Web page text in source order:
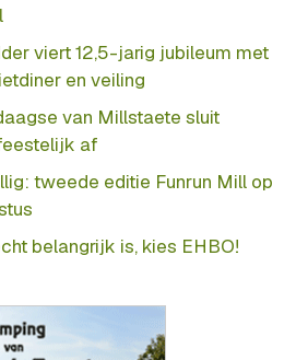
viert 12,5-jarig jubileum met
en veiling
van Millstaete sluit
af
tweede editie Funrun Mill op
belangrijk is, kies EHBO!